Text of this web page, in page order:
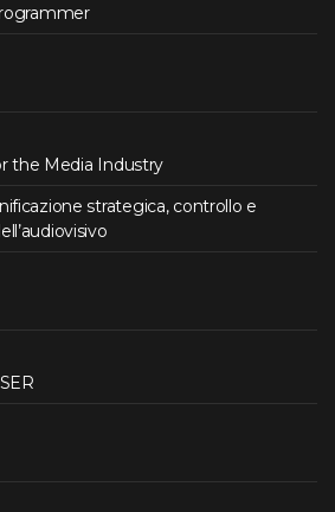
the Media Industry
strategica, controllo e